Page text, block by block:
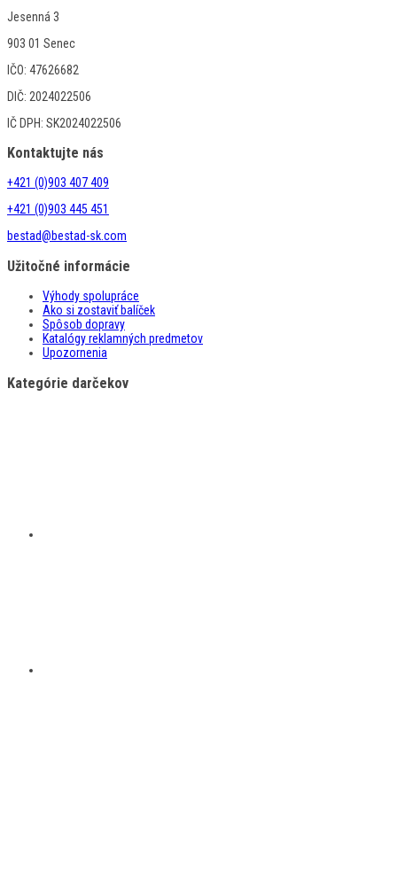
Jesenná 3
903 01 Senec
IČO: 47626682
DIČ: 2024022506
IČ DPH: SK2024022506
Kontaktujte nás
+421 (0)903 407 409
+421 (0)903 445 451
bestad@bestad-sk.com
Užitočné informácie
Výhody spolupráce
Ako si zostaviť balíček
Spôsob dopravy
Katalógy reklamných predmetov
Upozornenia
Kategórie darčekov